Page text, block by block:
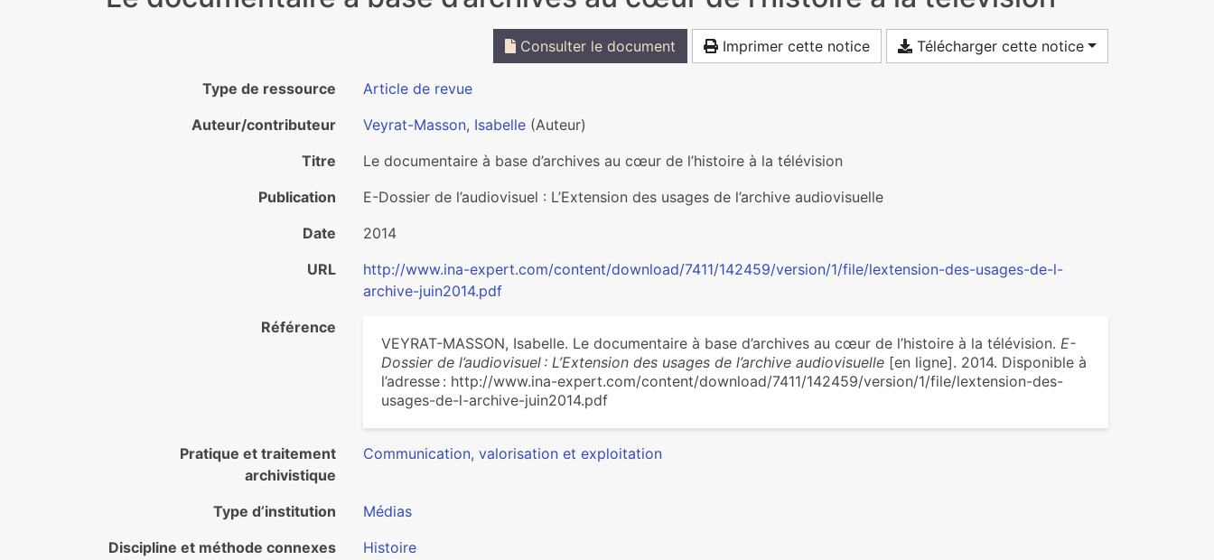
Consulter le document Imprimer cette notice Télécharger cette notice
Type de ressource
Article de revue
Auteur/contributeur
Veyrat-Masson, Isabelle (Auteur)
Titre
Le documentaire à base d’archives au cœur de l’histoire à la télévision
Publication
E-Dossier de l’audiovisuel : L’Extension des usages de l’archive audiovisuelle
Date
2014
URL
http://www.ina-expert.com/content/download/7411/142459/version/1/file/lextension-des-usages-de-l-
archive-juin2014.pdf
Référence
VEYRAT-MASSON, Isabelle. Le documentaire à base d’archives au cœur de l’histoire à la télévision. E-
Dossier de l’audiovisuel : L’Extension des usages de l’archive audiovisuelle [en ligne]. 2014. Disponible à
l’adresse : http://www.ina-expert.com/content/download/7411/142459/version/1/file/lextension-des-
usages-de-l-archive-juin2014.pdf
Pratique et traitement
archivistique
Communication, valorisation et exploitation
Type d’institution
Médias
Discipline et méthode connexes
Histoire